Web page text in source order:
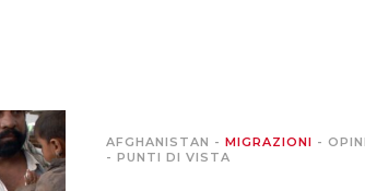
AFGHANISTAN - MIGRAZIONI -
- PUNTI DI VISTA